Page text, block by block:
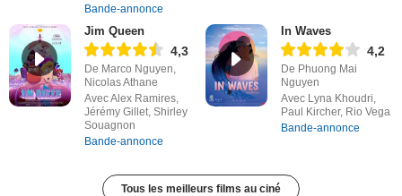
Bande-annonce
Jim Queen
4,3
De Marco Nguyen,
Nicolas Athane
Avec Alex Ramires,
Jérémy Gillet, Shirley
Souagnon
Bande-annonce
In Waves
4,2
De Phuong Mai
Nguyen
Avec Lyna Khoudri,
Paul Kircher, Rio Vega
Bande-annonce
Tous les meilleurs films au ciné